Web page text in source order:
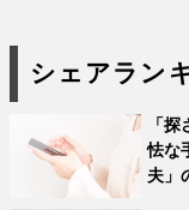
シェアラン
「
怯な
夫」